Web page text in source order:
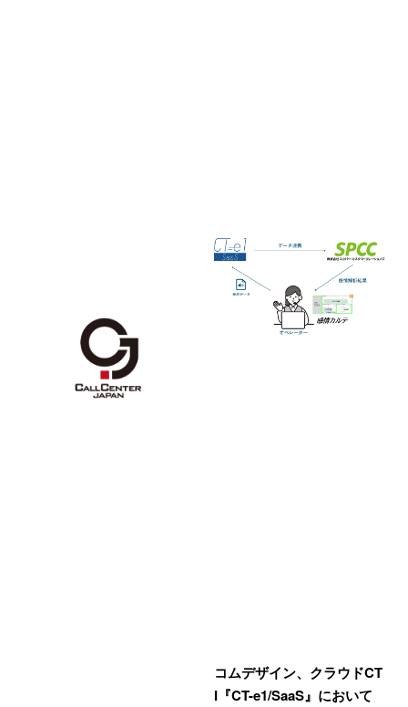
コムデザイン、クラウドCT
I『CT-e1/SaaS』において